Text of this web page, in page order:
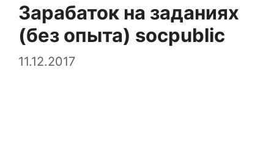
Зарабаток на заданиях
(без опыта) socpublic
11.12.2017